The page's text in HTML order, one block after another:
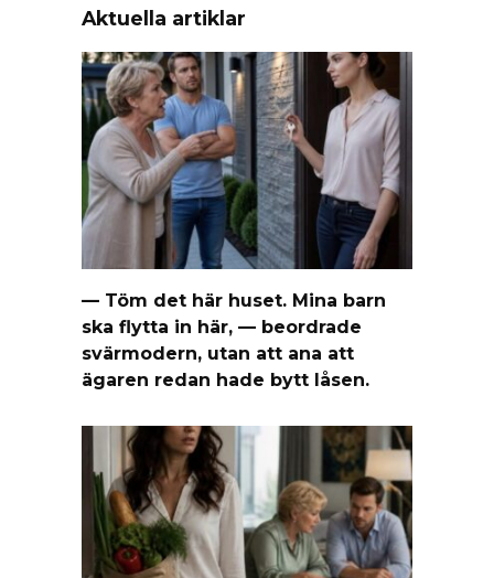
Aktuella artiklar
— Töm det här huset. Mina barn
ska flytta in här, — beordrade
svärmodern, utan att ana att
ägaren redan hade bytt låsen.